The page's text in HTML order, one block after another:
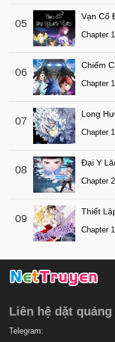
Chapter 11
Chapter 10
Chapter 9
Chapter 8
Chapter 7
Chapter 6
Chapter 5
Chapter 4
Chapter 3
Chapter 2
Chapter 1
05
Vạn Cổ
Chapter
06
Chiếm
Chapter
07
Long
Chapter
08
Đại Y
Chapter
09
Thiết
Chapter
Liên hệ dặt quảng
Telegram: